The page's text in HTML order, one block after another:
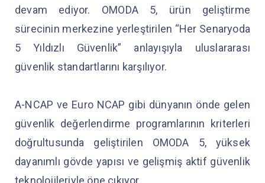
devam ediyor. OMODA 5, ürün geliştirme
sürecinin merkezine yerleştirilen “Her Senaryoda
5 Yıldızlı Güvenlik” anlayışıyla uluslararası
güvenlik standartlarını karşılıyor.
A-NCAP ve Euro NCAP gibi dünyanın önde gelen
güvenlik değerlendirme programlarının kriterleri
doğrultusunda geliştirilen OMODA 5, yüksek
dayanımlı gövde yapısı ve gelişmiş aktif güvenlik
teknolojileriyle öne çıkıyor.